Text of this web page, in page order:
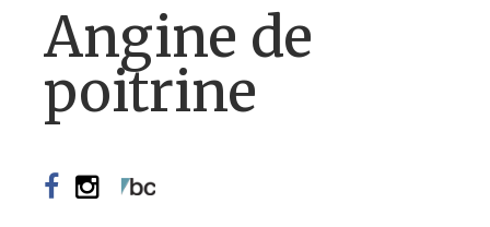
Angine de
poitrine